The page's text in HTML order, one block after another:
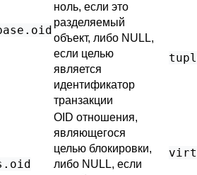
.oid
ноль, если это
разделяемый
объект, либо NULL,
если целью
является
идентификатор
транзакции
.oid
OID отношения,
являющегося
целью блокировки,
либо NULL, если